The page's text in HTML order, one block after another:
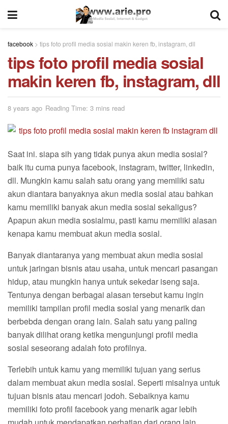
facebook > tips foto profil media sosial makin keren fb, instagram, dll
tips foto profil media sosial
makin keren fb, instagram, dll
8 years ago Reading Time: 3 mins read
Saat ini. siapa sih yang tidak punya akun media sosial?
baik itu cuma punya facebook, instagram, twitter, linkedin,
dll. Mungkin kamu salah satu orang yang memiliki satu
akun diantara banyaknya akun media sosial atau bahkan
kamu memiliki banyak akun media sosial sekaligus?
Apapun akun media sosialmu, pasti kamu memiliki alasan
kenapa kamu membuat akun media sosial.
Banyak diantaranya yang membuat akun media sosial
untuk jaringan bisnis atau usaha, untuk mencari pasangan
hidup, atau mungkin hanya untuk sekedar iseng saja.
Tentunya dengan berbagai alasan tersebut kamu ingin
memiliki tampilan profil media sosial yang menarik dan
berbebda dengan orang lain. Salah satu yang paling
banyak dilihat orang ketika mengunjungi profil media
sosial seseorang adalah foto profilnya.
Terlebih untuk kamu yang memiliki tujuan yang serius
dalam membuat akun media sosial. Seperti misalnya untuk
tujuan bisnis atau mencari jodoh. Sebaiknya kamu
memiliki foto profil facebook yang menarik agar lebih